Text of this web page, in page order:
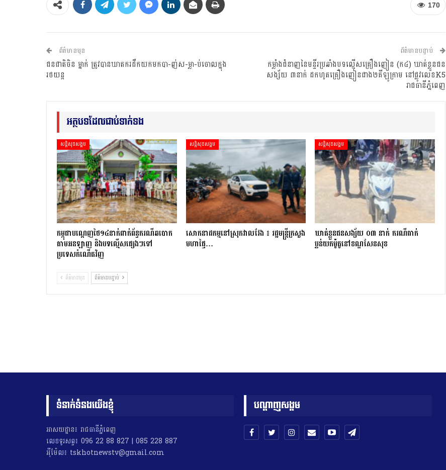
170
ព័ត៌មានមុន
ជនជាតិចិន ម្នាក់ ត្រូវបានឃាតករដឹកយកមកបា-ញ់ស-ម្លា-ប់ចោលក្នុង
រថយន្ត
ព័ត៌មានបន្ទាប់
កម្លាំងជំនាញនៃមន្ទីរប្រឆាំងបទល្មើសគ្រឿងញៀន (ក៤) ឃាត់ខ្លួនជន
សង្ស័យ ៣នាក់ ដកហូតគ្រឿងញៀនជាង២គីឡូក្រាម នៅផ្លូវលេខK5
រាជធានីភ្នំពេញ
អត្ថបទដែលជាប់ទាក់ទង
សន្តិសុខសង្គម
កម្ពុជាបណ្ដេញថៃ១៤នាក់ពាក់ព័ន្ធករណីឆបោក
តាមអនឡាញ និងបទល្មើសផ្សេងៗទៅ
ប្រទេសកំណើតវិញ
សន្តិសុខសង្គម
សោកនាដកម្ម​នៅ​ស្រុក​វាល​វែង ៖ រដ្ឋមន្ត្រី​ក្រសួង
មហាផ្ទៃ…
សន្តិសុខសង្គម
ឃាត់ខ្លួនជនសង្ស័យ ០៣ នាក់ ករណីធាក់
ប្លន់យកម៉ូតូនៅខណ្ឌសែនសុខ
ព័ត៌មានមុន ព័ត៌មានបន្ទាប់
ទំនាក់ទំនងយើងខ្ញុំ
អាសយដ្ឋាន៖ រាជធានីភ្នំពេញ
លេខទូរសព្ទ៖ 096 22 88 827 | 085 228 887
អុីម៉ែល៖ tskhotnewstv@gmail.com
បណ្តាញសង្គម